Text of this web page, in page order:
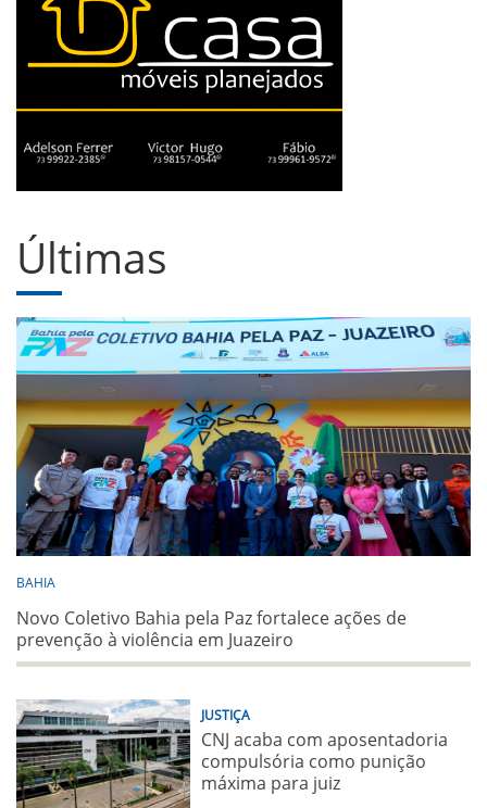
Últimas
BAHIA
Novo Coletivo Bahia pela Paz fortalece ações de
prevenção à violência em Juazeiro
JUSTIÇA
CNJ acaba com aposentadoria
compulsória como punição
máxima para juiz